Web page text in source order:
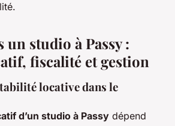
un studio à Passy :
fiscalité et gestion
locative dans le
d’un studio à Passy dépend